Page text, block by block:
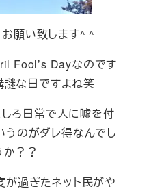
願い致します^ ^
Fool’s Dayなのです
謎な日ですよね笑
しろ日常で人に嘘を付
うのがダレ得なんでし
か？？
が過ぎたネット民がや